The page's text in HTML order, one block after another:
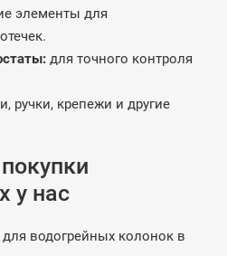
элементы для
для точного контроля
ручки, крепежи и другие
у нас
водогрейных колонок в